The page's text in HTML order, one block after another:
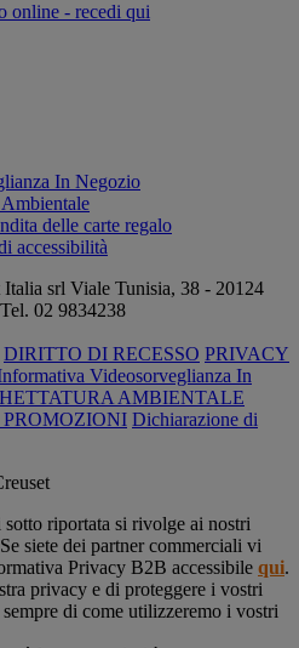
online - recedi qui
In Negozio
delle carte regalo
accessibilità
srl ​​Viale Tunisia, 38 - 20124
02 9834238
DIRITTO DI RECESSO PRIVACY
Videosorveglianza In
AMBIENTALE
Dichiarazione di
riportata si rivolge ai nostri
siete dei partner commerciali vi
Privacy B2B accessibile qui.
privacy e di proteggere i vostri
di come utilizzeremo i vostri